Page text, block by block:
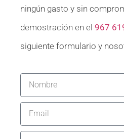
ningún gasto y sin
demostración en el 967
siguiente formulario y